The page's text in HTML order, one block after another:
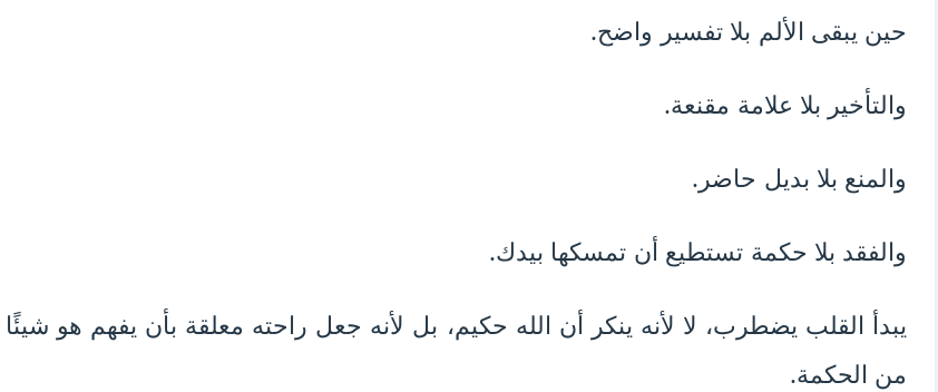
حين يبقى الألم بلا تفسير واضح.
والتأخير بلا علامة مقنعة.
والمنع بلا بديل حاضر.
والفقد بلا حكمة تستطيع أن تمسكها بيدك.
يبدأ القلب يضطرب، لا لأنه ينكر أن الله حكيم، بل لأنه جعل راحته معلقة بأن يفهم هو شيئًا
من الحكمة.